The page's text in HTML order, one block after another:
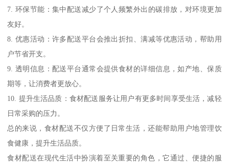
7. 环保节能：集中配送减少了个人频繁外出的碳排放，对环境更加
友好。
8. 优惠活动：许多配送平台会推出折扣、满减等优惠活动，帮助用
户节省开支。
9. 透明信息：配送平台通常会提供食材的详细信息，如产地、保质
期等，让消费者更放心。
10. 提升生活品质：食材配送服务让用户有更多时间享受生活，减轻
日常采购的压力。
总的来说，食材配送不仅方便了日常生活，还能帮助用户地管理饮
食健康，提升生活品质。
食材配送在现代生活中扮演着至关重要的角色，它通过、便捷的服